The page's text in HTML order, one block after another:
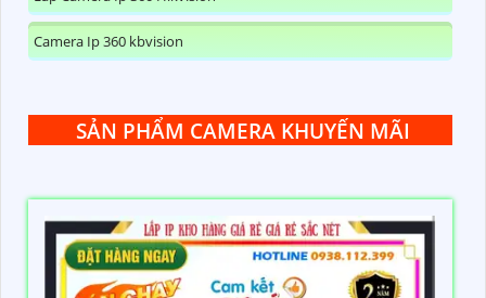
Camera Ip 360 kbvision
SẢN PHẨM CAMERA KHUYẾN MÃI